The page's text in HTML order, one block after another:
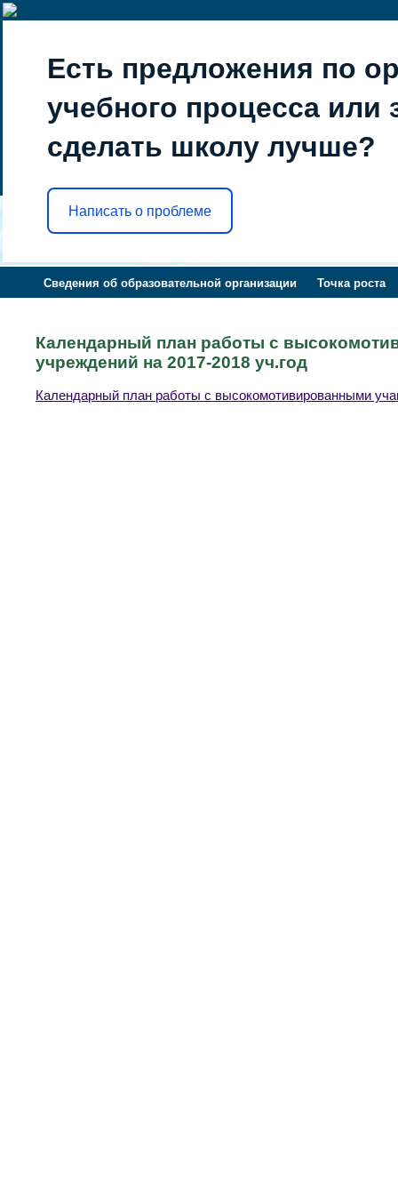
Есть предложения по
учебного процесса или
сделать школу лучше?
Написать о проблеме
Сведения об образовательной организации Точка роста
Календарный план работы с
учреждений на 2017-2018 уч.год
Календарный план работы с высокомотивированными